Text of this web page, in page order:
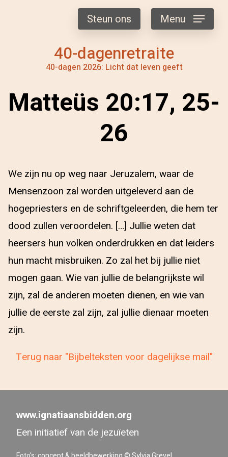
40-dagenretraite
40-dagen 2026: Licht dat leven geeft
Steun ons Menu
Matteüs 20:17, 25-
26
We zijn nu op weg naar Jeruzalem, waar de
Mensenzoon zal worden uitgeleverd aan de
hogepriesters en de schriftgeleerden, die hem ter
dood zullen veroordelen. […] Jullie weten dat
heersers hun volken onderdrukken en dat leiders
hun macht misbruiken. Zo zal het bij jullie niet
mogen gaan. Wie van jullie de belangrijkste wil
zijn, zal de anderen moeten dienen, en wie van
jullie de eerste zal zijn, zal jullie dienaar moeten
zijn.
Terug naar "Bijbelteksten voor dagelijkse mail"
www.ignatiaansbidden.org
Een initiatief van de jezuïeten